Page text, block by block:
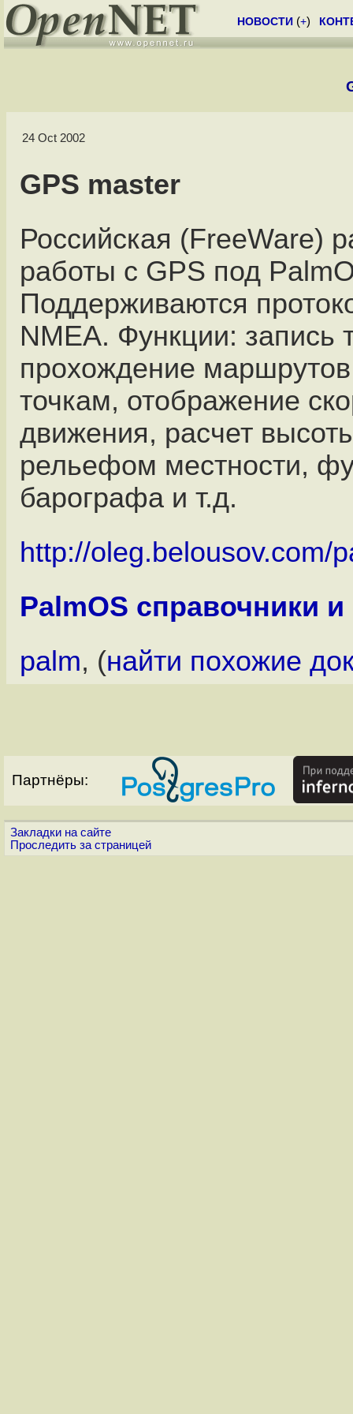
НОВОСТИ (+)
24 Oct 2002
GPS master
Российская (FreeWare)
работы с GPS под
Поддерживаются
NMEA. Функции: запись
прохождение
точкам, отображение
движения, расчет
рельефом местности,
барографа и т.д.
http://oleg.belousov.com/
PalmOS справочники
palm, (найти похожие
Партнёры:
Закладки на сайте
Проследить за страницей